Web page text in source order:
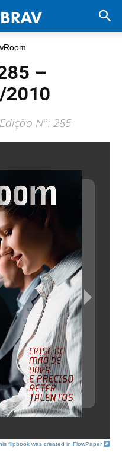
–
2010
N°: 285
flipbook was created in FlowPaper